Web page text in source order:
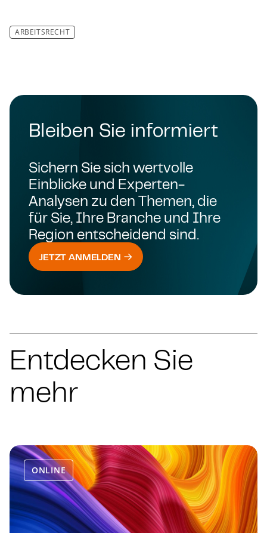
ARBEITSRECHT
Bleiben Sie informiert
Sichern Sie sich wertvolle
Einblicke und Experten-
Analysen zu den Themen, die
für Sie, Ihre Branche und Ihre
Region entscheidend sind.
JETZT ANMELDEN
Entdecken Sie
mehr
ONLINE